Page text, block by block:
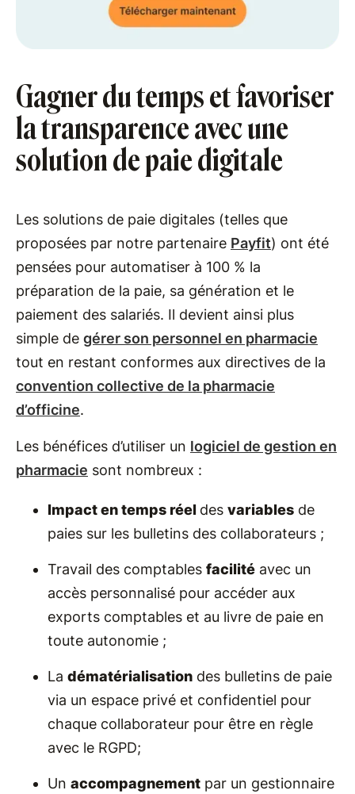
Gagner du temps et favoriser
la transparence avec une
solution de paie digitale
Les solutions de paie digitales (telles que
proposées par notre partenaire Payfit) ont été
pensées pour automatiser à 100 % la
préparation de la paie, sa génération et le
paiement des salariés. Il devient ainsi plus
simple de gérer son personnel en pharmacie
tout en restant conformes aux directives de la
convention collective de la pharmacie
d’officine.
Les bénéfices d’utiliser un logiciel de gestion en
pharmacie sont nombreux :
Impact en temps réel des variables de
paies sur les bulletins des collaborateurs ;
Travail des comptables facilité avec un
accès personnalisé pour accéder aux
exports comptables et au livre de paie en
toute autonomie ;
La dématérialisation des bulletins de paie
via un espace privé et confidentiel pour
chaque collaborateur pour être en règle
avec le RGPD;
Un accompagnement par un gestionnaire